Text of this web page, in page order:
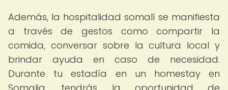
Además, la hospitalidad somalí se manifiesta
a través de gestos como compartir la
comida, conversar sobre la cultura local y
brindar ayuda en caso de necesidad.
Durante tu estadía en un homestay en